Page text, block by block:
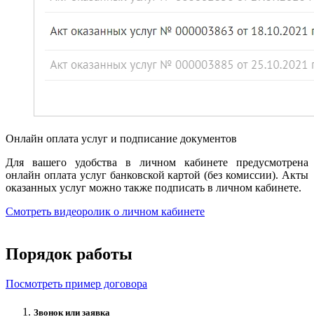
Онлайн оплата услуг и подписание документов
Для вашего удобства в личном кабинете предусмотрена
онлайн оплата услуг банковской картой (без комиссии). Акты
оказанных услуг можно также подписать в личном кабинете.
Смотреть видеоролик о личном кабинете
Порядок работы
Посмотреть пример договора
Звонок или заявка